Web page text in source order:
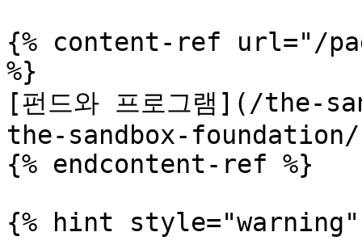
{% content-ref url="/
%}
[펀드와 프로그램](/the-
the-sandbox-
{% endcontent-ref %}
{% hint style="warning"